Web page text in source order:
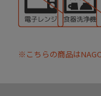
※こちらの商品は